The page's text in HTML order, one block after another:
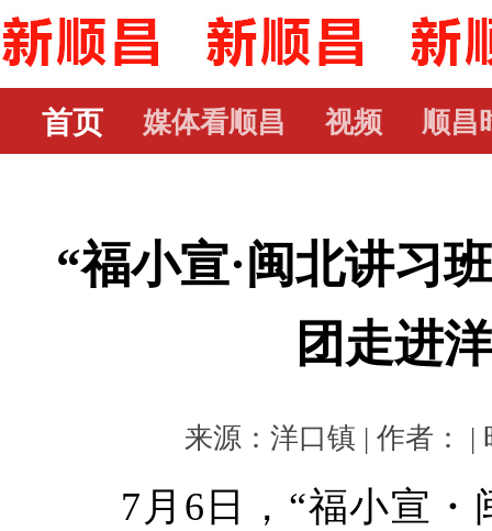
首页 媒体看顺昌 视频 顺昌
“福小宣·闽北讲习
团走进
来源：洋口镇 | 作者： |
7月6日，“福小宣